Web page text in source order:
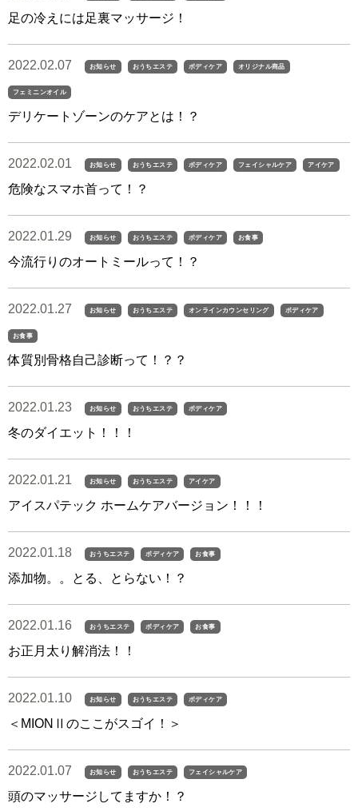
足の冷えには足裏マッサージ！
2022.02.07 お知らせ おうちエステ ボディケア オリジナル商品
フェミニンオイル
デリケートゾーンのケアとは！？
2022.02.01 お知らせ おうちエステ ボディケア フェイシャルケア アイケア
危険なスマホ首って！？
2022.01.29 お知らせ おうちエステ ボディケア お食事
今流行りのオートミールって！？
2022.01.27 お知らせ おうちエステ オンラインカウンセリング ボディケア
お食事
体質別骨格自己診断って！？？
2022.01.23 お知らせ おうちエステ ボディケア
冬のダイエット！！！
2022.01.21 お知らせ おうちエステ アイケア
アイスパテック ホームケアバージョン！！！
2022.01.18 おうちエステ ボディケア お食事
添加物。。とる、とらない！？
2022.01.16 おうちエステ ボディケア お食事
お正月太り解消法！！
2022.01.10 お知らせ おうちエステ ボディケア
＜MIONⅡのここがスゴイ！＞
2022.01.07 お知らせ おうちエステ フェイシャルケア
頭のマッサージしてますか！？